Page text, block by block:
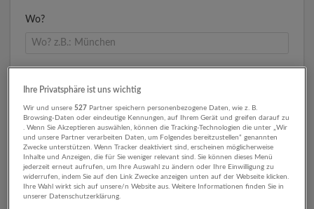
Wo?
Ihre Privatsphäre ist uns wichtig
Wir und unsere 527 Partner speichern personenbezogene Daten, wie z. B.
Browsing-Daten oder eindeutige Kennungen, auf Ihrem Gerät und greifen darauf zu
. Wenn Sie Akzeptieren auswählen, können die Tracking-Technologien die unter „Wir
und unsere Partner verarbeiten Daten, um Folgendes bereitzustellen“ genannten
Zwecke unterstützen. Wenn Tracker deaktiviert sind, erscheinen möglicherweise
Inhalte und Anzeigen, die für Sie weniger relevant sind. Sie können dieses Menü
jederzeit erneut aufrufen, um Ihre Auswahl zu ändern oder Ihre Einwilligung zu
widerrufen, indem Sie auf den Link Zwecke anzeigen unten auf der Webseite klicken.
Ihre Wahl wirkt sich auf unsere/n Website aus. Weitere Informationen finden Sie in
unserer Datenschutzerklärung.